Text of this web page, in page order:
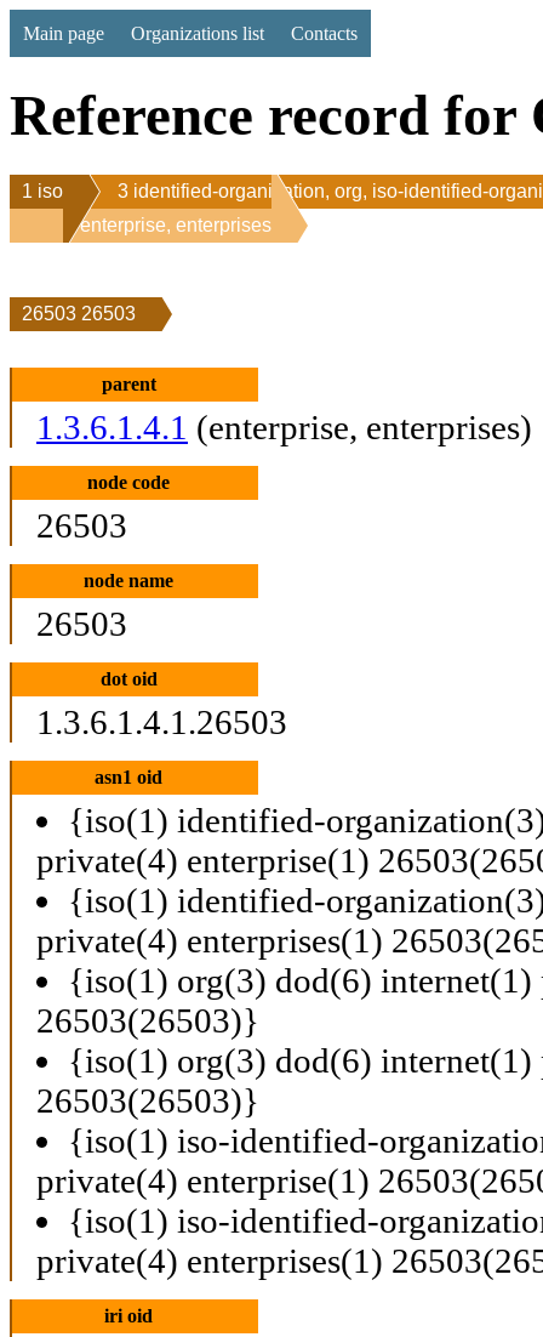
Main page Organizations list Contacts
Reference record for
1 iso
3 identified-organization, org, iso-identified-
1 enterprise, enterprises
26503 26503
parent
1.3.6.1.4.1 (enterprise, enterprises)
node code
26503
node name
26503
dot oid
1.3.6.1.4.1.26503
asn1 oid
{iso(1) identified-
private(4) enterprise(1)
{iso(1) identified-
private(4) enterprises(1)
{iso(1) org(3) dod(6) internet(1)
26503(26503)}
{iso(1) org(3) dod(6) internet(1)
26503(26503)}
{iso(1) iso-identified-
private(4) enterprise(1)
{iso(1) iso-identified-
private(4) enterprises(1)
iri oid